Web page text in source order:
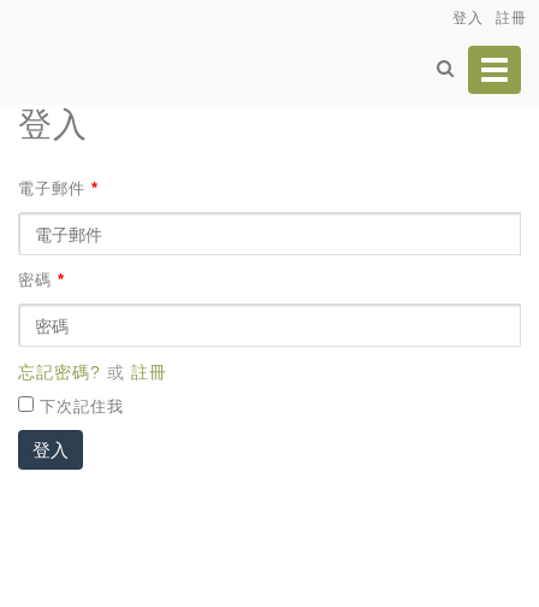
登入 註冊
登入
電子郵件 *
密碼 *
忘記密碼? 或 註冊
下次記住我
登入